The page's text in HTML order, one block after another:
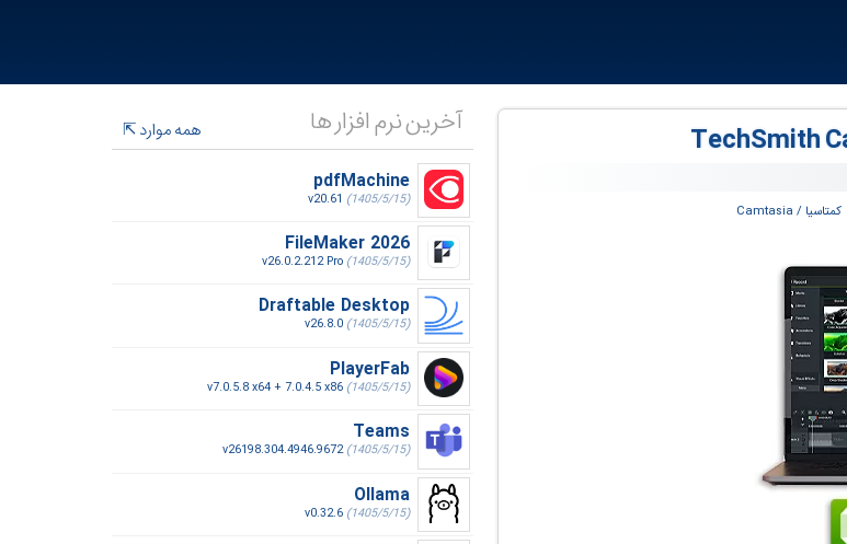
کمتاسیا / Camtasia
آخرین نرم افزار ها
همه موارد
pdfMachine
v20.61 (1405/5/15)
FileMaker 2026
v26.0.2.212 Pro (1405/5/15)
Draftable Desktop
v26.8.0 (1405/5/15)
PlayerFab
v7.0.5.8 x64 + 7.0.4.5 x86 (1405/5/15)
Teams
v26198.304.4946.9672(1405/5/15)
Ollama
v0.32.6 (1405/5/15)